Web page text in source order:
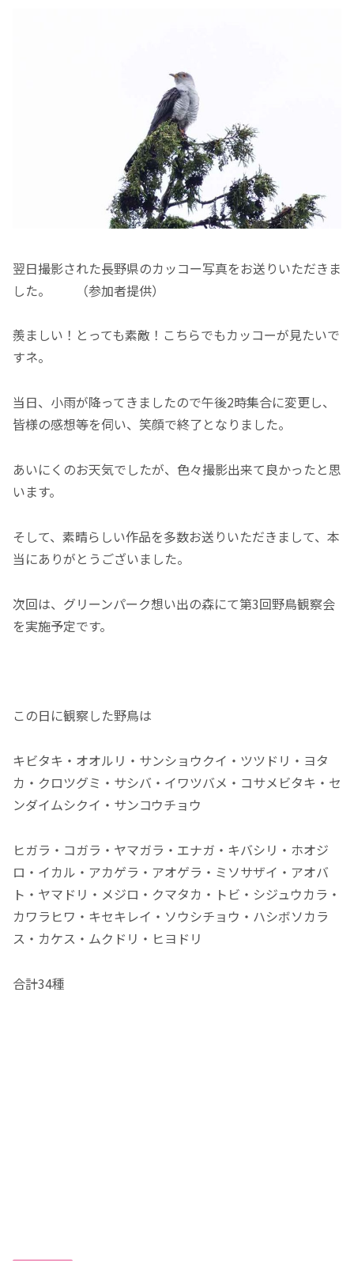
翌日撮影された長野県のカッコー写真をお送りいただきま
した。 （参加者提供）
羨ましい！とっても素敵！こちらでもカッコーが見たいで
すネ。
当日、小雨が降ってきましたので午後2時集合に変更し、
皆様の感想等を伺い、笑顔で終了となりました。
あいにくのお天気でしたが、色々撮影出来て良かったと思
います。
そして、素晴らしい作品を多数お送りいただきまして、本
当にありがとうございました。
次回は、グリーンパーク想い出の森にて第3回野鳥観察会
を実施予定です。
この日に観察した野鳥は
キビタキ・オオルリ・サンショウクイ・ツツドリ・ヨタ
カ・クロツグミ・サシバ・イワツバメ・コサメビタキ・セ
ンダイムシクイ・サンコウチョウ
ヒガラ・コガラ・ヤマガラ・エナガ・キバシリ・ホオジ
ロ・イカル・アカゲラ・アオゲラ・ミソサザイ・アオバ
ト・ヤマドリ・メジロ・クマタカ・トビ・シジュウカラ・
カワラヒワ・キセキレイ・ソウシチョウ・ハシボソカラ
ス・カケス・ムクドリ・ヒヨドリ
合計34種